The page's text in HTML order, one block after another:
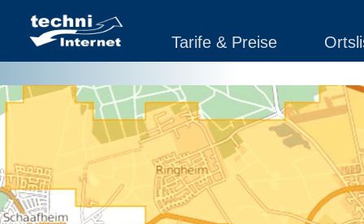
Tarife & Preise